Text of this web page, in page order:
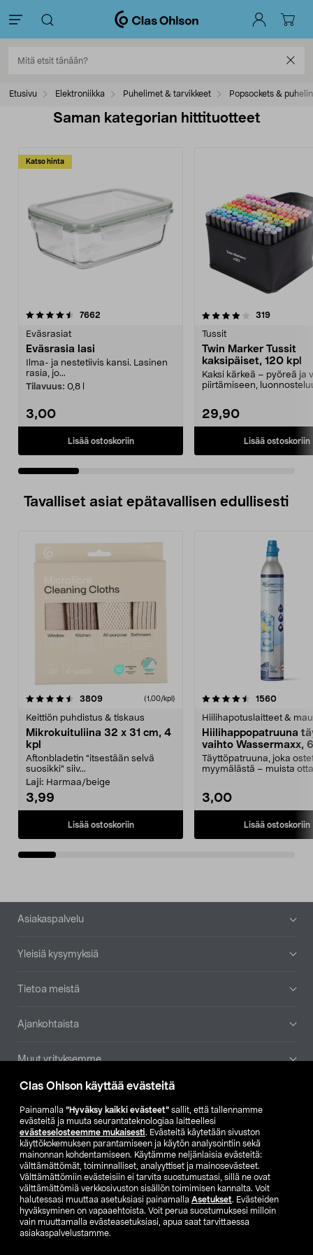
Clas Ohlson käyttää evästeitä
Painamalla ”Hyväksy kaikki evästeet” sallit, että tallennamme
evästeitä ja muuta seurantateknologiaa laitteellesi
evästeselosteemme mukaisesti. Evästeitä käytetään sivuston
käyttökokemuksen parantamiseen ja käytön analysointiin sekä
mainonnan kohdentamiseen. Käytämme neljänlaisia evästeitä:
välttämättömät, toiminnalliset, analyyttiset ja mainosevästeet.
Välttämättömiin evästeisiin ei tarvita suostumustasi, sillä ne ovat
välttämättömiä verkkosivuston sisällön toimimisen kannalta. Voit
halutessasi muuttaa asetuksiasi painamalla Asetukset. Evästeiden
hyväksyminen on vapaaehtoista. Voit perua suostumuksesi milloin
vain muuttamalla evästeasetuksiasi, apua saat tarvittaessa
asiakaspalvelustamme.
Etusivu Elektroniikka Puhelimet & tarvikkeet Popsockets &
Saman kategorian hittituotteet
Katso hinta
7662
Eväsrasiat
Eväsrasia lasi
Ilma- ja nestetiivis kansi. Lasinen
rasia, jo...
Tilavuus: 0,8 l
3,00
Lisää ostoskoriin
4.0 viidestä
319arvostelut
Tussit
Twin Marker Tussit
kaksipäiset, 120 kpl
Kaksi kärkeä – pyöreä ja
piirtämiseen,
29,90
Lisää ostoskoriin
4.5 viidestä
Tavalliset asiat epätavallisen edullisesti
3809arvostelut (1,00/kpl)
Keittiön puhdistus & tiskaus
Mikrokuituliina 32 x 31 cm, 4
kpl
Aftonbladetin "itsestään selvä
suosikki" siiv...
Laji: Harmaa/beige
3,99
Lisää ostoskoriin
4.5viidestä
1560
Hiilihapotuslaitteet &
Hiilihappopatruuna
vaihto Wassermaxx,
Täyttöpatruuna, joka
myymälästä – muista
3,00
Lisää ostoskoriin
4.5viidestä
Alatunniste
Asiakaspalvelu
Yleisiä kysymyksiä
Tietoa meistä
Ajankohtaista
Muut yrityksemme
Etsi myymälä
SE NO FI
FI SV